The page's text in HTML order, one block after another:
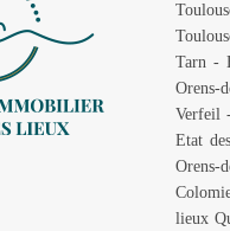
Tarn -
Orens-
Verfeil
Etat
Orens-
lieux